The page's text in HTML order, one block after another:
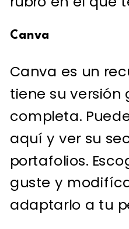
Canva
Canva es un
tiene su
completa.
aquí y ver su
portafolios.
guste y
adaptarlo a tu